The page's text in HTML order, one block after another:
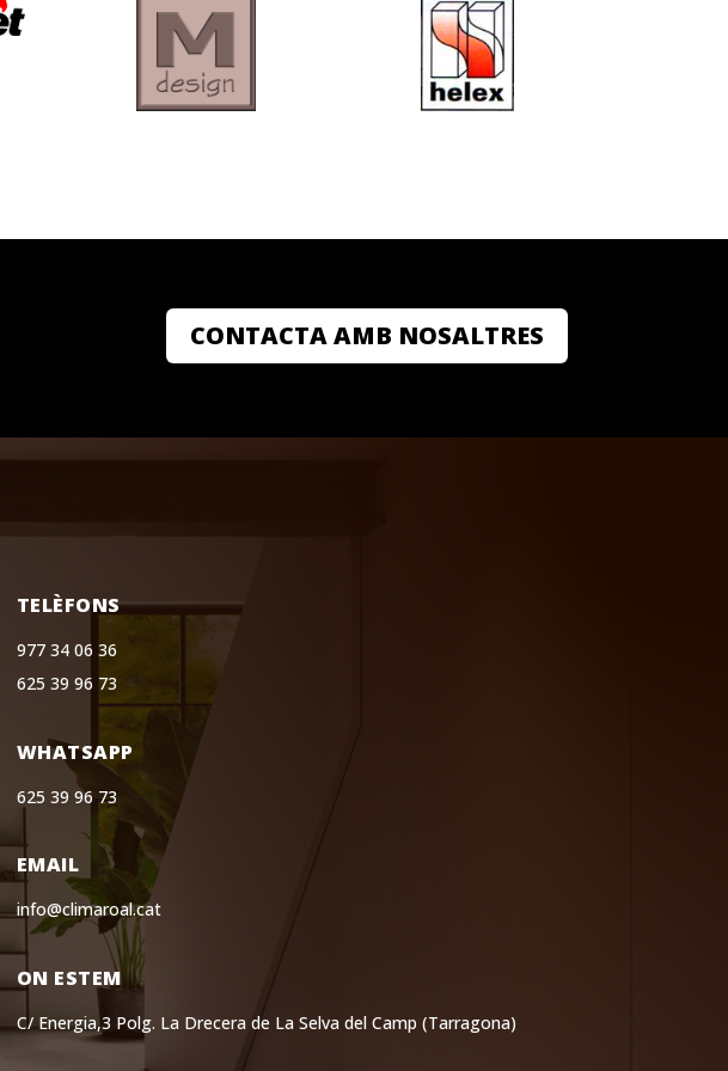
CONTACTA AMB NOSALTRES
TELÈFONS
977 34 06 36
625 39 96 73
WHATSAPP
625 39 96 73
EMAIL
info@climaroal.cat
ON ESTEM
C/ Energia,3 Polg. La Drecera de La Selva del Camp (Tarragona)